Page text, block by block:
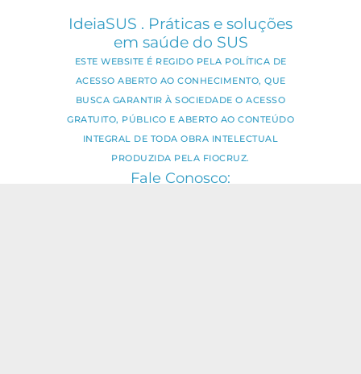
IdeiaSUS . Práticas e soluções
em saúde do SUS
ESTE WEBSITE É REGIDO PELA POLÍTICA DE
ACESSO ABERTO AO CONHECIMENTO, QUE
BUSCA GARANTIR À SOCIEDADE O ACESSO
GRATUITO, PÚBLICO E ABERTO AO CONTEÚDO
INTEGRAL DE TODA OBRA INTELECTUAL
PRODUZIDA PELA FIOCRUZ.
Fale Conosco: